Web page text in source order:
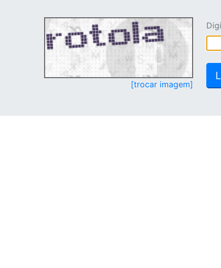
[trocar imagem]